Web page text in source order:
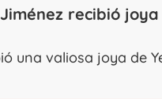
Jiménez recibió
una valiosa joya de